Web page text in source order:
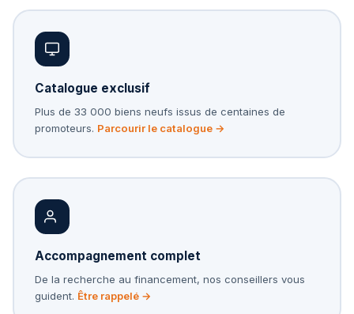
Catalogue exclusif
Plus de 33 000 biens neufs issus de centaines de
promoteurs. Parcourir le catalogue →
Accompagnement complet
De la recherche au financement, nos conseillers vous
guident. Être rappelé →